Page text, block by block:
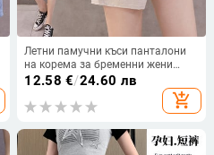
Летни памучни къси панталони
на корема за бременни жени
Къси панталони за бременни
жени Регулируеми коремни дрехи
Корейски стил
12.58 €/24.60 лв
add_shopping_cart